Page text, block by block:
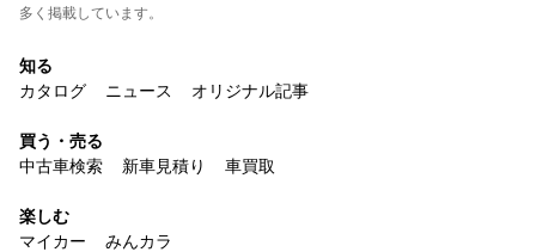
多く掲載しています。
知る
カタログ
ニュース オリジナル記事
買う・売る
中古車検索
新車見積り 車買取
楽しむ
マイカー
みんカラ